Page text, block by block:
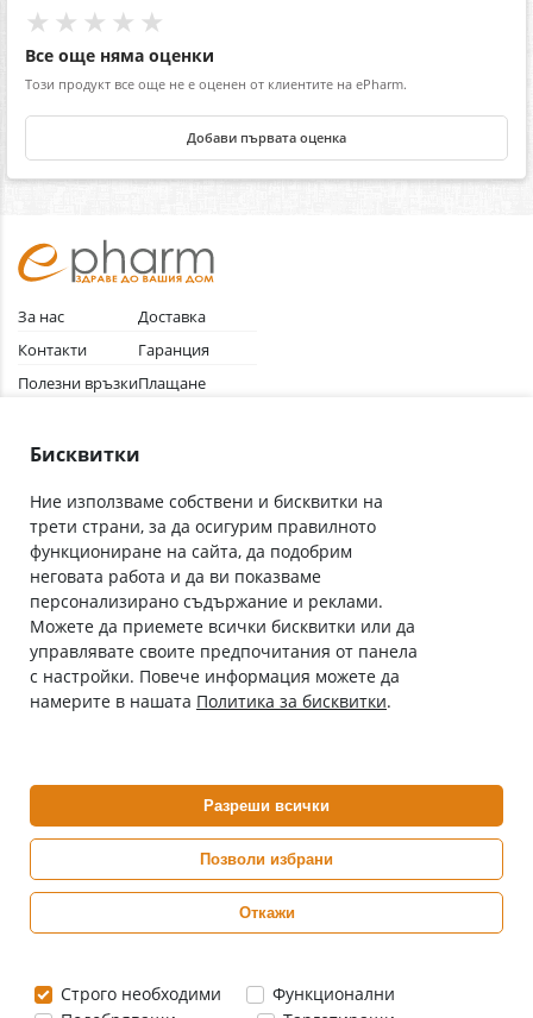
★★★★★
Все още няма оценки
Този продукт все още не е оценен от клиентите на ePharm.
Добави първата оценка
За нас
Контакти
Полезни връзки
Общи условия
Доставка
Гаранция
Плащане
Абонирай се за нашия бюлетин
С абонамента се съгласявам сПолитиката за лични данни.
Онлайн аптека, част от аптеки „Ванчева“
ePharm е лицензирана онлайн аптека от
Изпълнителна Агенция по Лекарствата
0882 444 666
Бисквитки
Ние използваме собствени и бисквитки на
трети страни, за да осигурим правилното
функциониране на сайта, да подобрим
неговата работа и да ви показваме
персонализирано съдържание и реклами.
Можете да приемете всички бисквитки или да
управлявате своите предпочитания от панела
с настройки. Повече информация можете да
намерите в нашата Политика за бисквитки.
Разреши всички
Позволи избрани
Откажи
Строго необходими
Функционални